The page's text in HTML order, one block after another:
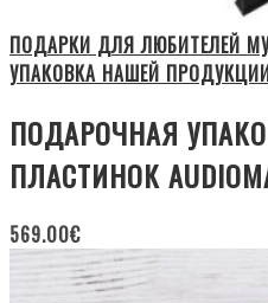
ПОДАРКИ ДЛЯ ЛЮБИТЕЛЕЙ
УПАКОВКА НАШЕЙ
ПОДАРОЧНАЯ
ПЛАСТИНОК
569.00€